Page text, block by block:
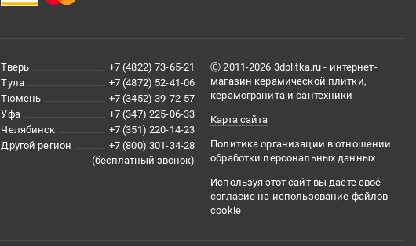
Тверь
+7 (4822) 73-65-21
Тула
+7 (4872) 52-41-06
Тюмень
+7 (3452) 39-72-57
Уфа
+7 (347) 225-06-33
Челябинск
+7 (351) 220-14-23
Другой регион
+7 (800) 301-34-28
(бесплатный звонок)
Ⓒ 2011-2026 3dplitka.ru - интернет-
магазин керамической плитки,
керамогранита и сантехники
Карта сайта
Политика организации в отношении
обработки персональных данных
Используя этот сайт вы даёте своё
согласие на использование файлов
cookie